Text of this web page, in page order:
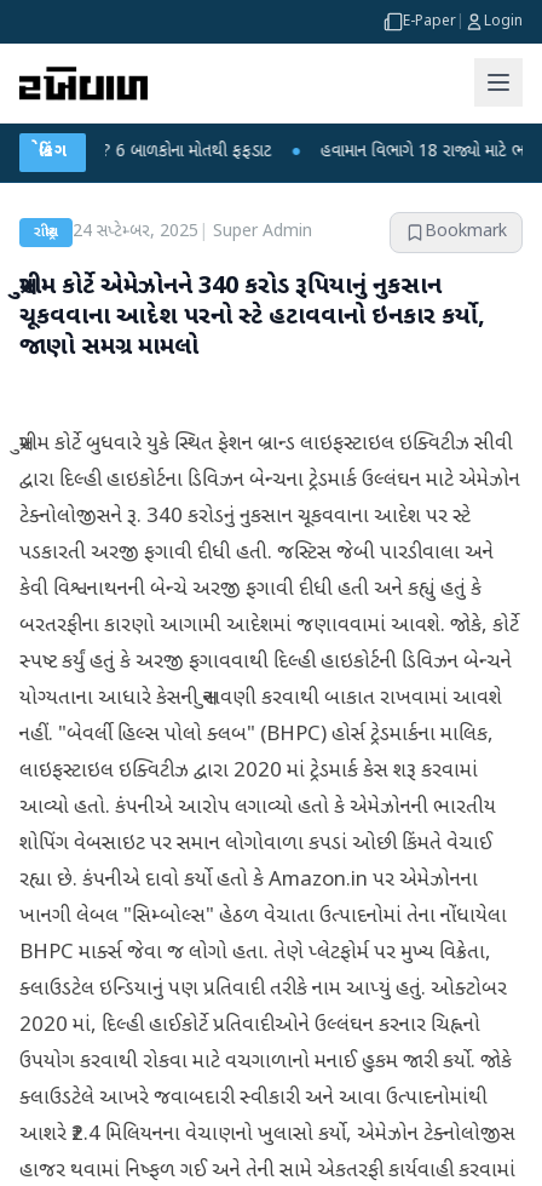
E-Paper Login
બ્રેકિંગ
6 બાળકોના મોતથી ફફડાટ ● હવામાન વિભાગે 18 રાજ્યો માટે ભારે
રાષ્ટ્રીય 24 સપ્ટેમ્બર, 2025 Super Admin Bookmark
સુપ્રીમ કોર્ટે એમેઝોનને 340 કરોડ રૂપિયાનું નુકસાન
ચૂકવવાના આદેશ પરનો સ્ટે હટાવવાનો ઇનકાર કર્યો,
જાણો સમગ્ર મામલો
સુપ્રીમ કોર્ટે બુધવારે યુકે સ્થિત ફેશન બ્રાન્ડ લાઇફસ્ટાઇલ ઇક્વિટીઝ સીવી
દ્વારા દિલ્હી હાઇકોર્ટના ડિવિઝન બેન્ચના ટ્રેડમાર્ક ઉલ્લંઘન માટે એમેઝોન
ટેક્નોલોજીસને રૂ. 340 કરોડનું નુકસાન ચૂકવવાના આદેશ પર સ્ટે
પડકારતી અરજી ફગાવી દીધી હતી. જસ્ટિસ જેબી પારડીવાલા અને
કેવી વિશ્વનાથનની બેન્ચે અરજી ફગાવી દીધી હતી અને કહ્યું હતું કે
બરતરફીના કારણો આગામી આદેશમાં જણાવવામાં આવશે. જોકે, કોર્ટે
સ્પષ્ટ કર્યું હતું કે અરજી ફગાવવાથી દિલ્હી હાઇકોર્ટની ડિવિઝન બેન્ચને
યોગ્યતાના આધારે કેસની સુનાવણી કરવાથી બાકાત રાખવામાં આવશે
નહીં. "બેવર્લી હિલ્સ પોલો ક્લબ" (BHPC) હોર્સ ટ્રેડમાર્કના માલિક,
લાઇફસ્ટાઇલ ઇક્વિટીઝ દ્વારા 2020 માં ટ્રેડમાર્ક કેસ શરૂ કરવામાં
આવ્યો હતો. કંપનીએ આરોપ લગાવ્યો હતો કે એમેઝોનની ભારતીય
શોપિંગ વેબસાઇટ પર સમાન લોગોવાળા કપડાં ઓછી કિંમતે વેચાઈ
રહ્યા છે. કંપનીએ દાવો કર્યો હતો કે Amazon.in પર એમેઝોનના
ખાનગી લેબલ "સિમ્બોલ્સ" હેઠળ વેચાતા ઉત્પાદનોમાં તેના નોંધાયેલા
BHPC માર્ક્સ જેવા જ લોગો હતા. તેણે પ્લેટફોર્મ પર મુખ્ય વિક્રેતા,
ક્લાઉડટેલ ઇન્ડિયાનું પણ પ્રતિવાદી તરીકે નામ આપ્યું હતું. ઓક્ટોબર
2020 માં, દિલ્હી હાઈકોર્ટે પ્રતિવાદીઓને ઉલ્લંઘન કરનાર ચિહ્નનો
ઉપયોગ કરવાથી રોકવા માટે વચગાળાનો મનાઈ હુકમ જારી કર્યો. જોકે
ક્લાઉડટેલે આખરે જવાબદારી સ્વીકારી અને આવા ઉત્પાદનોમાંથી
આશરે ₹2.4 મિલિયનના વેચાણનો ખુલાસો કર્યો, એમેઝોન ટેક્નોલોજીસ
હાજર થવામાં નિષ્ફળ ગઈ અને તેની સામે એકતરફી કાર્યવાહી કરવામાં